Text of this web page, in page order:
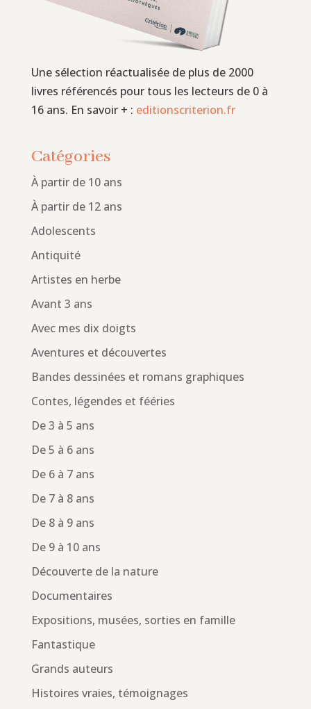
Une sélection réactualisée de plus de 2000
livres référencés pour tous les lecteurs de 0 à
16 ans. En savoir + : editionscriterion.fr
Catégories
À partir de 10 ans
À partir de 12 ans
Adolescents
Antiquité
Artistes en herbe
Avant 3 ans
Avec mes dix doigts
Aventures et découvertes
Bandes dessinées et romans graphiques
Contes, légendes et fééries
De 3 à 5 ans
De 5 à 6 ans
De 6 à 7 ans
De 7 à 8 ans
De 8 à 9 ans
De 9 à 10 ans
Découverte de la nature
Documentaires
Expositions, musées, sorties en famille
Fantastique
Grands auteurs
Histoires vraies, témoignages